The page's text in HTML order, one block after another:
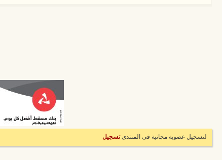
لتسجيل عضوية مجانية في المنتدىتسجيل